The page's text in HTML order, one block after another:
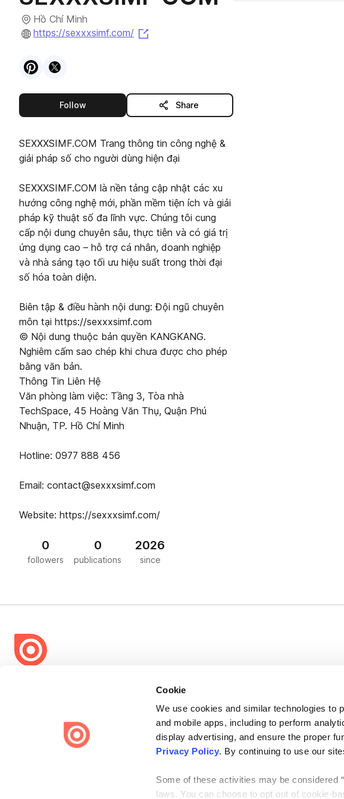
Cookie
We use cookies and similar technologies to
and mobile apps, including to perform
display advertising, and ensure the proper
Privacy Policy. By continuing to use our
Some of these activities may be considered
laws. You can choose to opt out of cookie-
Hồ Chí Minh
https://sexxxsimf.com/
VisitPinterest
Visit
Followthis publisher Share
SEXXXSIMF.COM Trang thông tin công nghệ &
giải pháp số cho người dùng hiện đại
SEXXXSIMF.COM là nền tảng cập nhật các xu
hướng công nghệ mới, phần mềm tiện ích và giải
pháp kỹ thuật số đa lĩnh vực. Chúng tôi cung
cấp nội dung chuyên sâu, thực tiễn và có giá trị
ứng dụng cao – hỗ trợ cá nhân, doanh nghiệp
và nhà sáng tạo tối ưu hiệu suất trong thời đại
số hóa toàn diện.
Biên tập & điều hành nội dung: Đội ngũ chuyên
môn tại https://sexxxsimf.com
© Nội dung thuộc bản quyền KANGKANG.
Nghiêm cấm sao chép khi chưa được cho phép
bằng văn bản.
Thông Tin Liên Hệ
Văn phòng làm việc: Tầng 3, Tòa nhà
TechSpace, 45 Hoàng Văn Thụ, Quận Phú
Nhuận, TP. Hồ Chí Minh
Hotline: 0977 888 456
Email: contact@sexxxsimf.com
Website: https://sexxxsimf.com/
0
followers
0
publications
2026
since
share everywhere.
Issuu turns PDFs and other files into interactive flipbooks and
engaging content for every channel.